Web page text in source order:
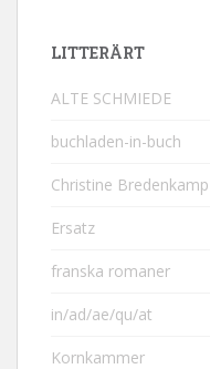
LITTERÄRT
ALTE SCHMIEDE
buchladen-in-buch
Christine Bredenkamp
Ersatz
franska romaner
in/ad/ae/qu/at
Kornkammer